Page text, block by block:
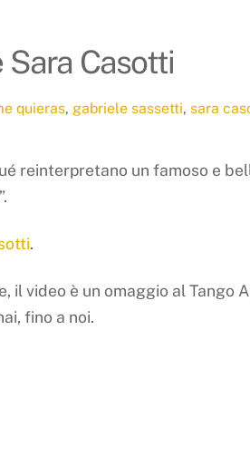
Sara Casotti
quieras, gabriele sassetti, sara
reinterpretano un famoso e
.
video è un omaggio al Tango
fino a noi.